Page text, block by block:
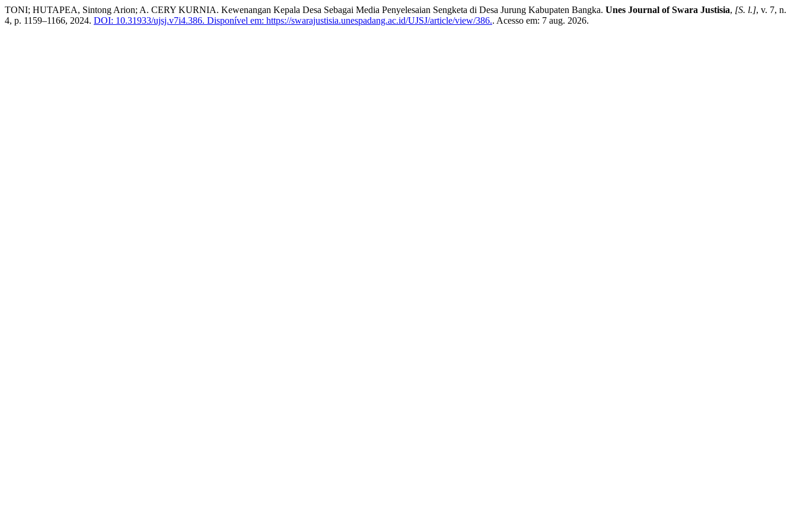
TONI; HUTAPEA, Sintong Arion; A. CERY KURNIA. Kewenangan Kepala Desa Sebagai Media Penyelesaian Sengketa di Desa Jurung Kabupaten Bangka. Unes Journal of Swara Justisia, [S. l.], v. 7, n.
4, p. 1159–1166, 2024. DOI: 10.31933/ujsj.v7i4.386. Disponível em: https://swarajustisia.unespadang.ac.id/UJSJ/article/view/386.. Acesso em: 7 aug. 2026.